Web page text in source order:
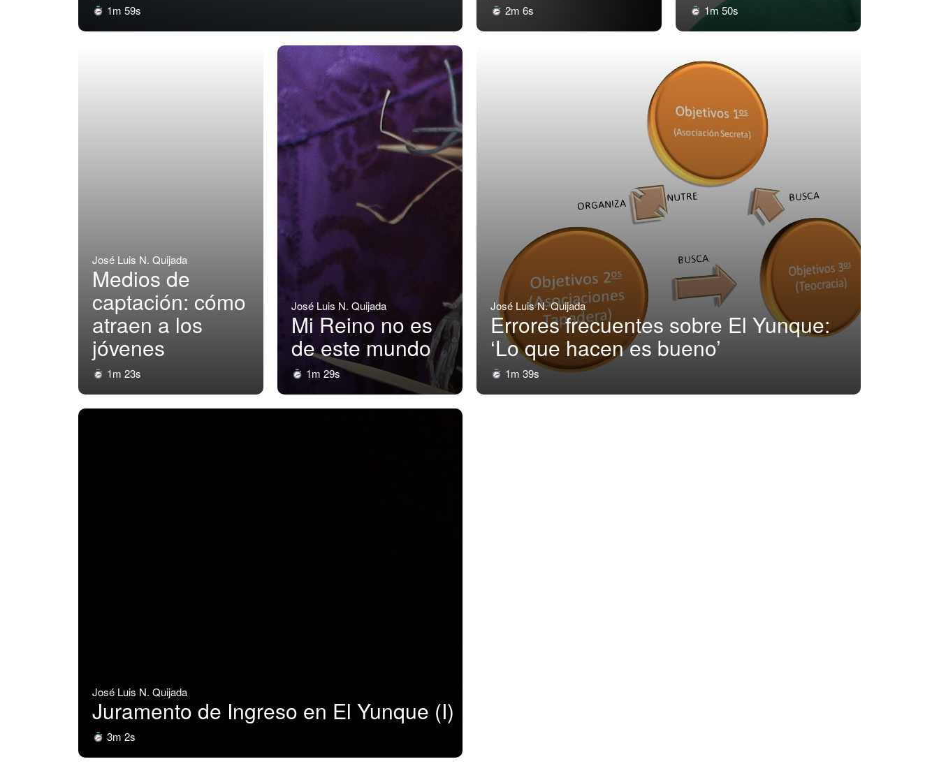
1m 59s 2m 6s 1m 50s
José Luis N. Quijada
Medios de
captación: cómo
atraen a los
jóvenes
1m 23s
José Luis N. Quijada
Mi Reino no es
de este mundo
1m 29s
José Luis N. Quijada
Errores frecuentes sobre El Yunque:
‘Lo que hacen es bueno’
1m 39s
José Luis N. Quijada
Juramento de Ingreso en El Yunque (I)
3m 2s